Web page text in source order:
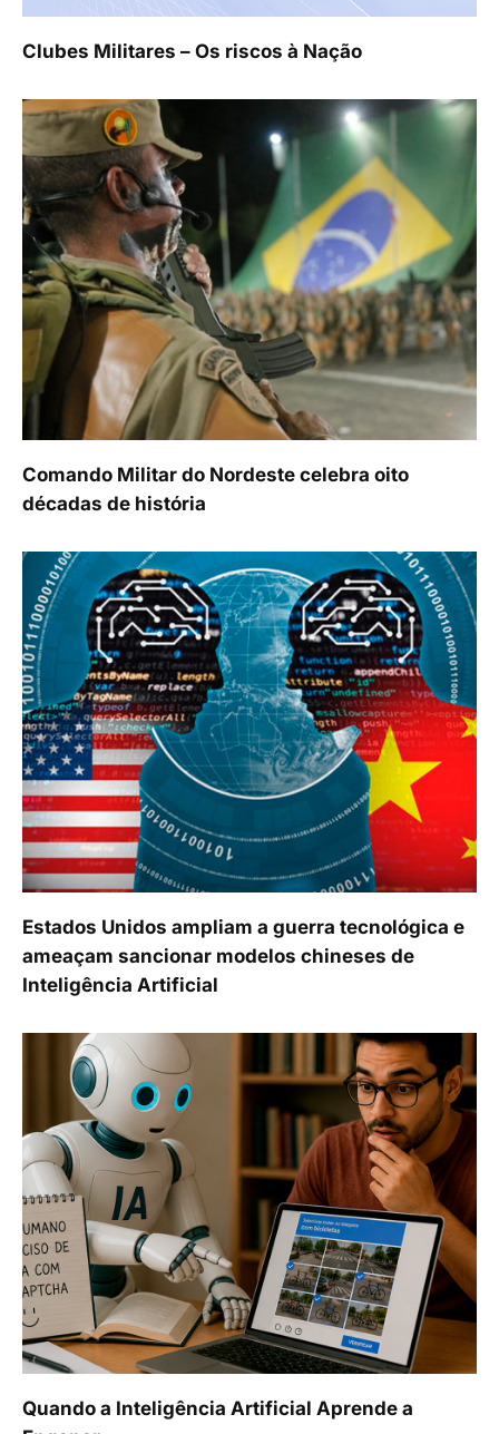
Clubes Militares – Os riscos à Nação
Comando Militar do Nordeste celebra oito
décadas de história
Estados Unidos ampliam a guerra tecnológica e
ameaçam sancionar modelos chineses de
Inteligência Artificial
Quando a Inteligência Artificial Aprende a